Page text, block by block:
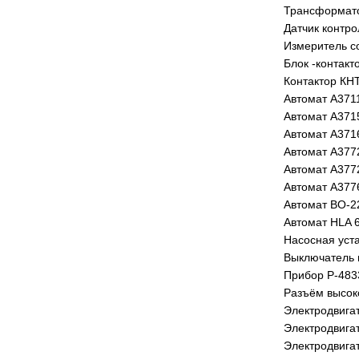
Датчик
Измеритель
Блок -
Контактор
Автомат
Автомат
Автомат
Автомат
Автомат
Автомат
Автомат ВО-
Автомат HLA
Насосная
Выключатель
Прибор Р-
Разъём